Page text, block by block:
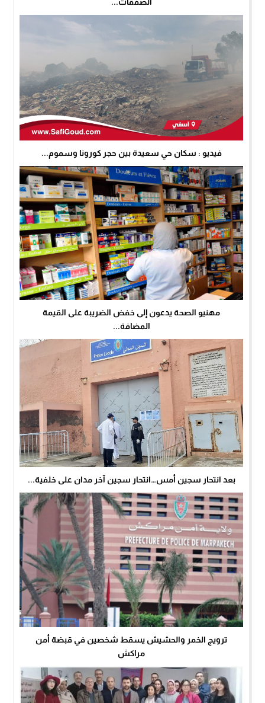
فيديو : سكان حي سعيدة بين حجر كورونا وسموم...
مهنيو الصحة يدعون إلى خفض الضريبة على القيمة
المضافة...
بعد انتحار سجين أمس…انتحار سجين آخر مدان على خلفية...
ترويج الخمر والحشيش يسقط شخصين في قبضة أمن
مراكش